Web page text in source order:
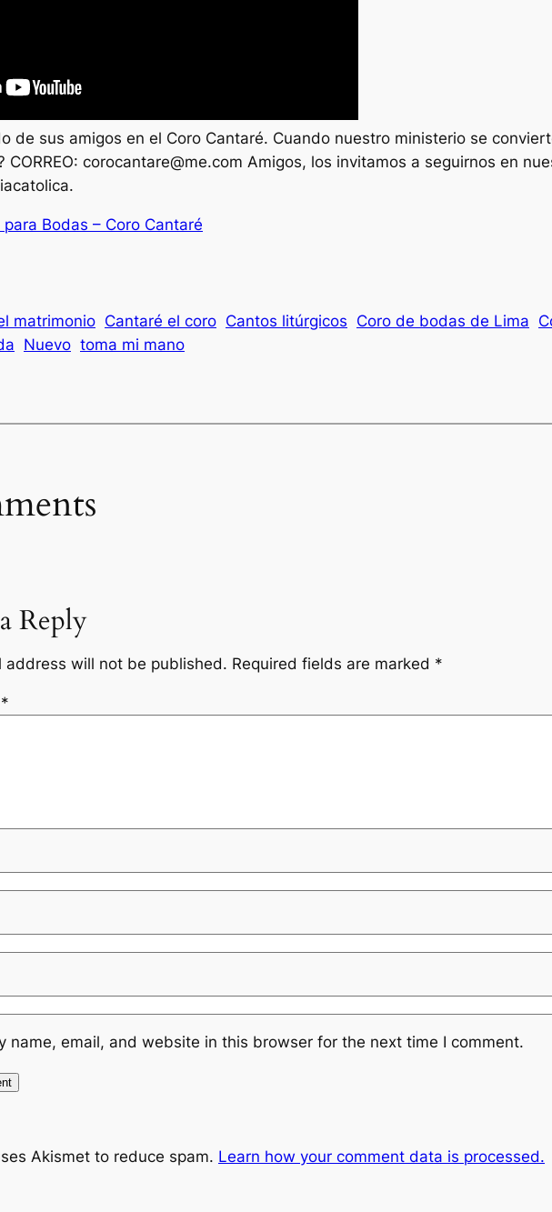
de sus amigos en el Coro Cantaré. Cuando nuestro ministerio se
corocantare@me.com Amigos, los invitamos a seguirnos en
Bodas – Coro Cantaré
matrimonio Cantaré el coro Cantos litúrgicos Coro de bodas de Lima
Nuevo toma mi mano
Reply
address will not be published. Required fields are marked *
*
name, email, and website in this browser for the next time I comment.
Akismet to reduce spam. Learn how your comment data is processed.